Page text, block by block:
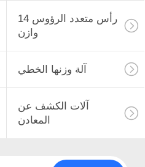
14 رأس متعدد الرؤوس
وازن
آلة وزنها الخطي
آلات الكشف عن
المعادن